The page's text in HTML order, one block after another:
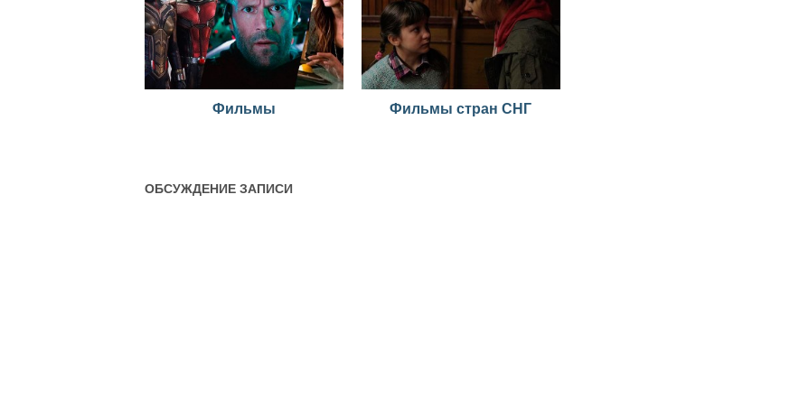
Фильмы Фильмы стран СНГ
ОБСУЖДЕНИЕ ЗАПИСИ